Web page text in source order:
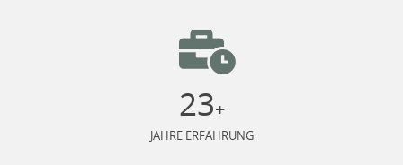
23+
JAHRE ERFAHRUNG